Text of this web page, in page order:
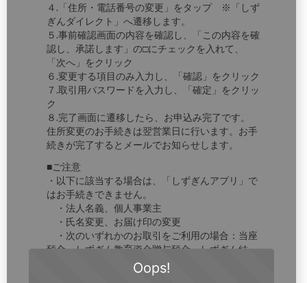
４.「住所・電話番号の変更」をタップ ※「しず
ぎんダイレクト」へ遷移します。
５.事前確認画面の内容を確認し、「この内容を確
認し、承諾します」の□にチェックを入れて、
「次へ」をクリック
６.変更する項目のみ入力し、「確認」をクリック
７.取引用パスワードを入力し、「確定」をクリッ
ク
８.完了画面に遷移したら、お申込み完了です。
住所変更のお手続きは翌営業日に行います。お手
続きが完了するとメールでお知らせします。
■ご注意
・以下に該当する場合は、「しずぎんアプリ」で
はお手続きできません。
・法人名義、個人事業主
・氏名変更、お届け印の変更
・次のいずれかのお取引をご利用の場合：当座
預金、しずぎん教育資金贈与預金、しずぎん結
婚・子育て資金贈与預金、マル優、特別マル優、
非課税財形預金、外国為替・純金積立・でんさい